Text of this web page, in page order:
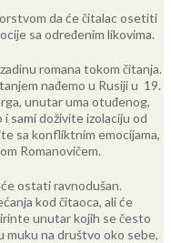
da će čitalac osetiti
sa određenim likovima.
romana tokom čitanja.
nađemo u Rusiji u 19.
unutar uma otuđenog,
sami doživite izolaciju od
sa konfliktnim emocijama,
Romanovičem.
ostati ravnodušan.
kod čitaoca, ali će
unutar kojih se često
muku na društvo oko sebe,